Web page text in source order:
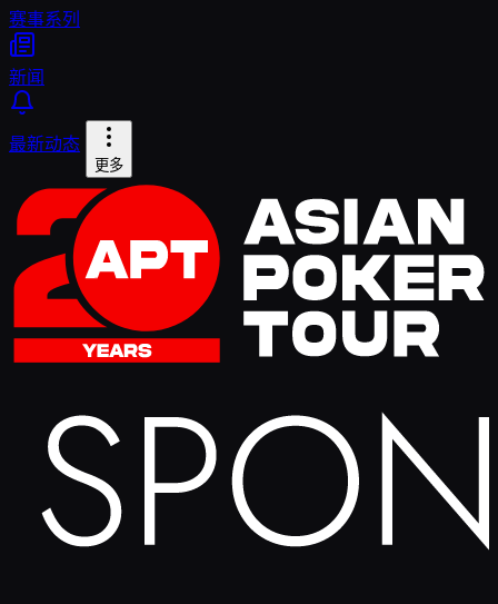
赛事系列
新闻
最新动态
更多